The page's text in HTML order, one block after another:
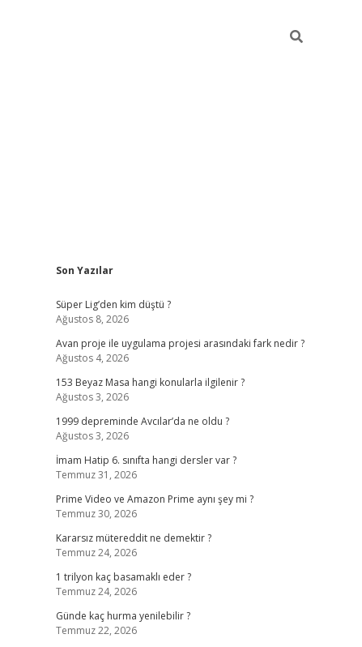
Sidebar
Son Yazılar
Süper Lig’den kim düştü ?
Ağustos 8, 2026
Avan proje ile uygulama projesi arasındaki fark nedir ?
Ağustos 4, 2026
153 Beyaz Masa hangi konularla ilgilenir ?
Ağustos 3, 2026
1999 depreminde Avcılar’da ne oldu ?
Ağustos 3, 2026
İmam Hatip 6. sınıfta hangi dersler var ?
Temmuz 31, 2026
Prime Video ve Amazon Prime aynı şey mi ?
Temmuz 30, 2026
Kararsız mütereddit ne demektir ?
Temmuz 24, 2026
1 trilyon kaç basamaklı eder ?
Temmuz 24, 2026
Günde kaç hurma yenilebilir ?
Temmuz 22, 2026